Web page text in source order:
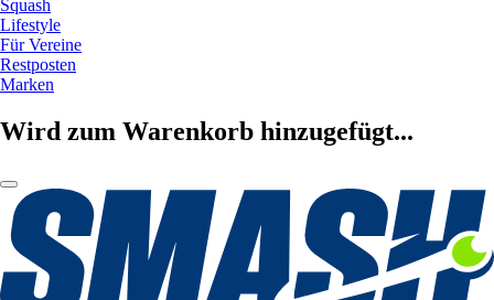
Squash
Lifestyle
Für Vereine
Restposten
Marken
Wird zum Warenkorb hinzugefügt...